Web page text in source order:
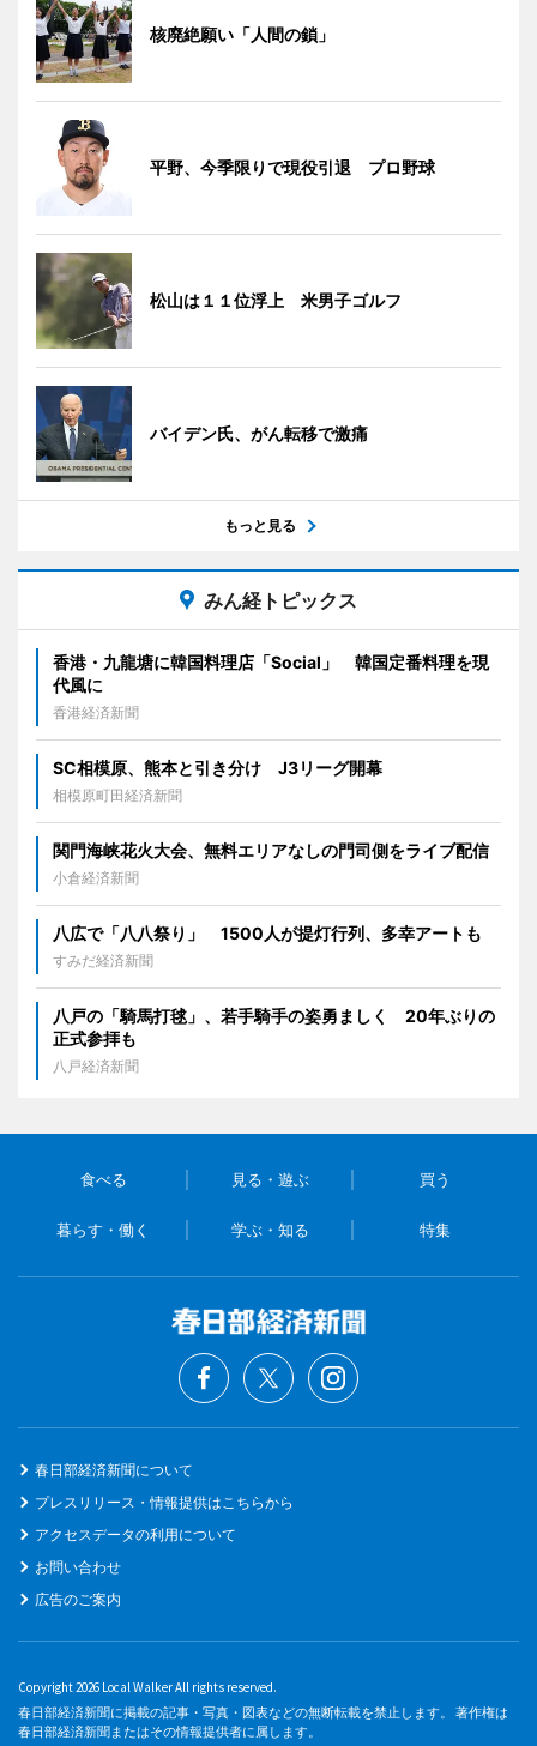
核廃絶願い「人間の鎖」
平野、今季限りで現役引退 プロ野球
松山は１１位浮上 米男子ゴルフ
バイデン氏、がん転移で激痛
もっと見る
みん経トピックス
香港・九龍塘に韓国料理店「Social」 韓国定番料理を現
代風に
香港経済新聞
SC相模原、熊本と引き分け J3リーグ開幕
相模原町田経済新聞
関門海峡花火大会、無料エリアなしの門司側をライブ配信
小倉経済新聞
八広で「八八祭り」 1500人が提灯行列、多幸アートも
すみだ経済新聞
八戸の「騎馬打毬」、若手騎手の姿勇ましく 20年ぶりの
正式参拝も
八戸経済新聞
食べる 見る・遊ぶ 買う
暮らす・働く 学ぶ・知る 特集
春日部経済新聞について
プレスリリース・情報提供はこちらから
アクセスデータの利用について
お問い合わせ
広告のご案内
Copyright 2026 Local Walker All rights reserved.
春日部経済新聞に掲載の記事・写真・図表などの無断転載を禁止します。 著作権は
春日部経済新聞またはその情報提供者に属します。